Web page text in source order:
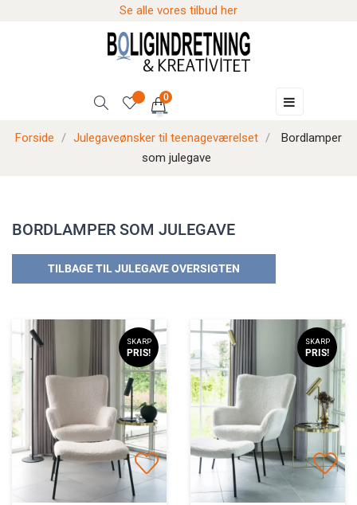
Se alle vores tilbud her
0
Skift
☰
Forside Julegaveønsker til teenageværelset
Bordlamper
som julegave
BORDLAMPER SOM JULEGAVE
TILBAGE TIL JULEGAVE OVERSIGTEN
SKARP
PRIS!
SKARP
PRIS!